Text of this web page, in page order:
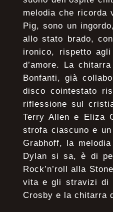
melodia che ricorda
Pig, sono un
allo stato brado,
ironico, rispetto
d’amore. La
Bonfanti, già
disco cointestato
riflessione sul
Terry Allen e Eliza
strofa ciascuno e
Grabhoff, la
Dylan si sa, è di
Rock’n’roll alla
vita e gli stravizi di
Crosby e la chitarra